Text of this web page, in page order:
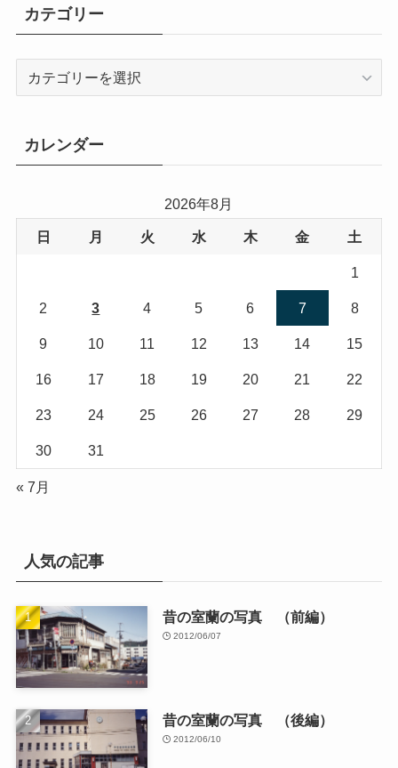
カテゴリー
ー
カレンダー
2026年8月
日 月 火 水 木 金 土
1
2 3 4 5 6 7 8
9 10 11 12 13 14 15
16 17 18 19 20 21 22
23 24 25 26 27 28 29
30 31
« 7月
人気の記事
昔の室蘭の写真 （前編）
2012/06/07
昔の室蘭の写真 （後編）
2012/06/10